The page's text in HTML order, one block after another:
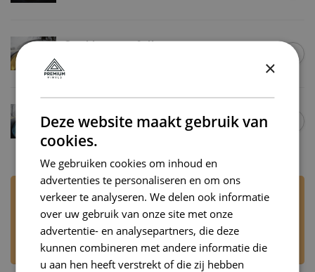
Geel Lampenfolie
Op voorraad
€9,95
Heb je vragen over dit product?
Stuur ons een WhatsApp via +31 6 53707905 of
mail naar rj@premiumvinyls.nl. Wij
beantwoorden uw bericht op werkdagen,
tijdens kantooruren.
×
Deze website maakt gebruik van
cookies.
We gebruiken cookies om inhoud en
advertenties te personaliseren en om ons
verkeer te analyseren. We delen ook informatie
over uw gebruik van onze site met onze
advertentie- en analysepartners, die deze
kunnen combineren met andere informatie die
u aan hen heeft verstrekt of die zij hebben